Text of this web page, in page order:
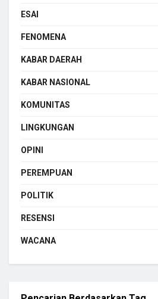
ESAI
FENOMENA
KABAR DAERAH
KABAR NASIONAL
KOMUNITAS
LINGKUNGAN
OPINI
PEREMPUAN
POLITIK
RESENSI
WACANA